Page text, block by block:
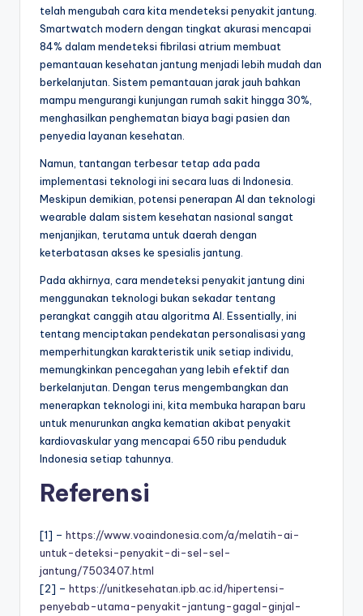
telah mengubah cara kita mendeteksi penyakit jantung.
Smartwatch modern dengan tingkat akurasi mencapai
84% dalam mendeteksi fibrilasi atrium membuat
pemantauan kesehatan jantung menjadi lebih mudah dan
berkelanjutan. Sistem pemantauan jarak jauh bahkan
mampu mengurangi kunjungan rumah sakit hingga 30%,
menghasilkan penghematan biaya bagi pasien dan
penyedia layanan kesehatan.
Namun, tantangan terbesar tetap ada pada
implementasi teknologi ini secara luas di Indonesia.
Meskipun demikian, potensi penerapan AI dan teknologi
wearable dalam sistem kesehatan nasional sangat
menjanjikan, terutama untuk daerah dengan
keterbatasan akses ke spesialis jantung.
Pada akhirnya, cara mendeteksi penyakit jantung dini
menggunakan teknologi bukan sekadar tentang
perangkat canggih atau algoritma AI. Essentially, ini
tentang menciptakan pendekatan personalisasi yang
memperhitungkan karakteristik unik setiap individu,
memungkinkan pencegahan yang lebih efektif dan
berkelanjutan. Dengan terus mengembangkan dan
menerapkan teknologi ini, kita membuka harapan baru
untuk menurunkan angka kematian akibat penyakit
kardiovaskular yang mencapai 650 ribu penduduk
Indonesia setiap tahunnya.
Referensi
[1] – https://www.voaindonesia.com/a/melatih-ai-
untuk-deteksi-penyakit-di-sel-sel-
jantung/7503407.html
[2] – https://unitkesehatan.ipb.ac.id/hipertensi-
penyebab-utama-penyakit-jantung-gagal-ginjal-